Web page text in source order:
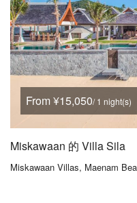
From ¥15,050/ 1 night(s)
Miskawaan 的 Villa Sila
Miskawaan Villas, Maenam